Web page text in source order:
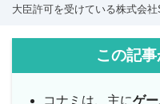
大臣許可を受けている株式会社
この記
コナミは、主にゲ